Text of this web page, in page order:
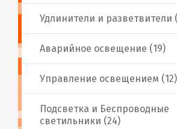
Аварийное освещение (19)
Подсветка и Беспроводные
светильники (24)
Удлинители и разветвители
Управление освещением (12)